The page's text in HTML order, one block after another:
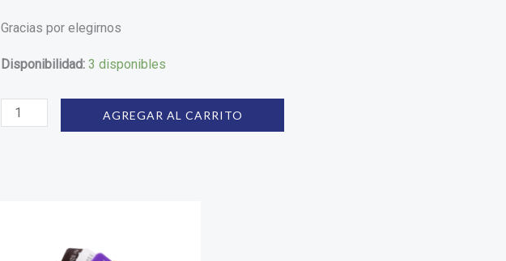
Gracias por elegirnos
Disponibilidad: 3 disponibles
AGREGAR AL CARRITO